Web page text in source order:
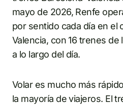
mayo de 2026, Renfe
por sentido cada día en el
Valencia, con 16 trenes
a lo largo del día.
Volar es mucho más
la mayoría de viajeros. El